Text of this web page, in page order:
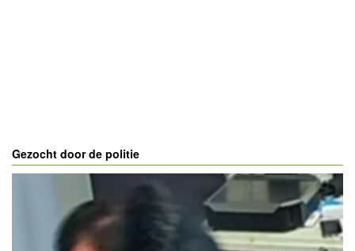
Gezocht door de politie